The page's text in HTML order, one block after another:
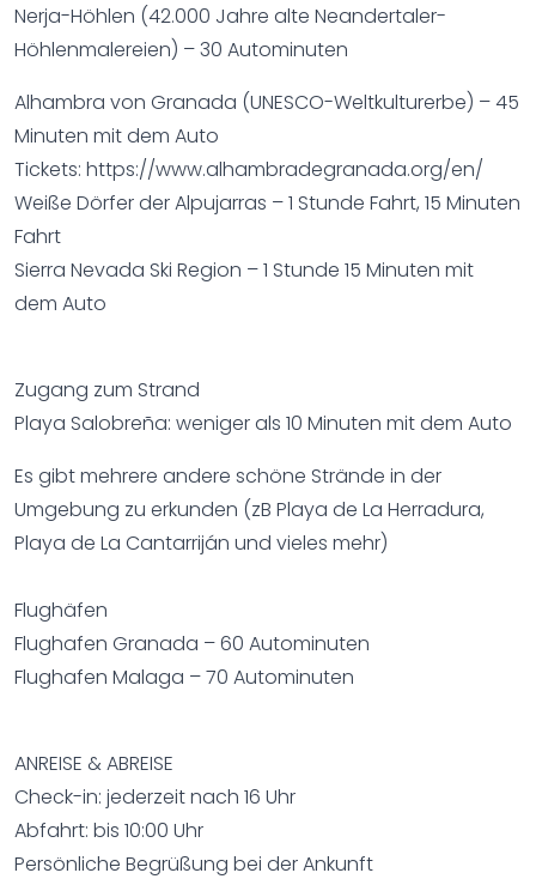
Nerja-Höhlen (42.000 Jahre alte Neandertaler-
Höhlenmalereien) – 30 Autominuten
Alhambra von Granada (UNESCO-Weltkulturerbe) – 45
Minuten mit dem Auto
Tickets: https://www.alhambradegranada.org/en/
Weiße Dörfer der Alpujarras – 1 Stunde Fahrt, 15 Minuten
Fahrt
Sierra Nevada Ski Region – 1 Stunde 15 Minuten mit
dem Auto
Zugang zum Strand
Playa Salobreña: weniger als 10 Minuten mit dem Auto
Es gibt mehrere andere schöne Strände in der
Umgebung zu erkunden (zB Playa de La Herradura,
Playa de La Cantarriján und vieles mehr)
Flughäfen
Flughafen Granada – 60 Autominuten
Flughafen Malaga – 70 Autominuten
ANREISE & ABREISE
Check-in: jederzeit nach 16 Uhr
Abfahrt: bis 10:00 Uhr
Persönliche Begrüßung bei der Ankunft